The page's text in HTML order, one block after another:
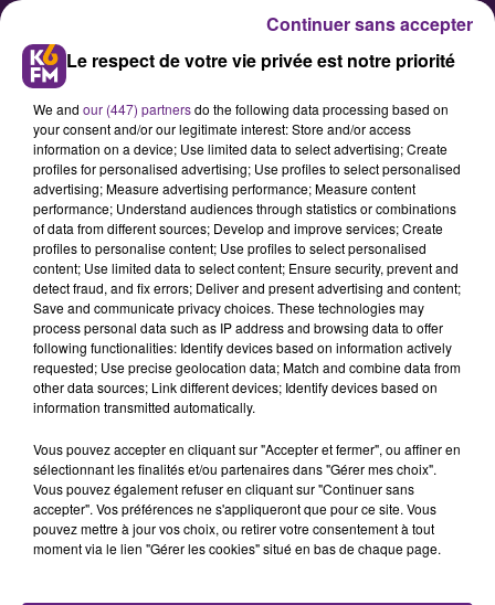
Première mondiale à Dijon, les
grappes MICHELIN remises aux
meilleurs domaines viticoles
bourguignons
Le Guide MICHELIN dévoile sa
première sélection des grappes
plus grands domaines viticoles
bourguignons. 9 d'entre eux ont
reçu la plus haute distinction
possible : les « 3 grappes ».
Le respect de votre vie privée est notre priorité
We and our (447) partnersdo the following data processing based on
your consent and/or our legitimate interest: Store and/or access
information on a device; Use limited data to select advertising; Create
profiles for personalised advertising; Use profiles to select personalised
advertising; Measure advertising performance; Measure content
performance; Understand audiences through statistics or combinations
of data from different sources; Develop and improve services; Create
profiles to personalise content; Use profiles to select personalised
content; Use limited data to select content; Ensure security, prevent and
detect fraud, and fix errors; Deliver and present advertising and content;
Save and communicate privacy choices. These technologies may
process personal data such as IP address and browsing data to offer
following functionalities: Identify devices based on information actively
requested; Use precise geolocation data; Match and combine data from
other data sources; Link different devices; Identify devices based on
information transmitted automatically.
Vous pouvez accepter en cliquant sur "Accepter et fermer", ou affiner en
sélectionnant les finalités et/ou partenaires dans "Gérer mes choix".
Vous pouvez également refuser en cliquant sur "Continuer sans
accepter". Vos préférences ne s'appliqueront que pour ce site. Vous
pouvez mettre à jour vos choix, ou retirer votre consentement à tout
moment via le lien "Gérer les cookies" situé en bas de chaque page.
Continuer sans accepter